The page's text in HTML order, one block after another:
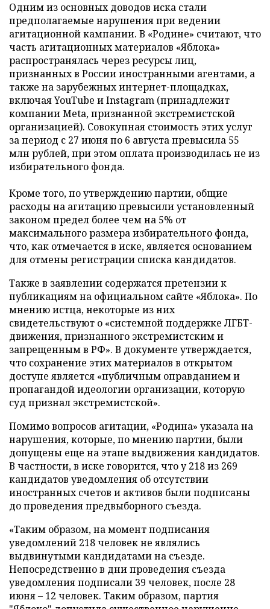
Одним из основных доводов иска стали
предполагаемые нарушения при ведении
агитационной кампании. В «Родине» считают, что
часть агитационных материалов «Яблока»
распространялась через ресурсы лиц,
признанных в России иностранными агентами, а
также на зарубежных интернет-площадках,
включая YouTube и Instagram (принадлежит
компании Meta, признанной экстремистской
организацией). Совокупная стоимость этих услуг
за период с 27 июня по 6 августа превысила 55
млн рублей, при этом оплата производилась не из
избирательного фонда.
Кроме того, по утверждению партии, общие
расходы на агитацию превысили установленный
законом предел более чем на 5% от
максимального размера избирательного фонда,
что, как отмечается в иске, является основанием
для отмены регистрации списка кандидатов.
Также в заявлении содержатся претензии к
публикациям на официальном сайте «Яблока». По
мнению истца, некоторые из них
свидетельствуют о «системной поддержке ЛГБТ-
движения, признанного экстремистским и
запрещенным в РФ». В документе утверждается,
что сохранение этих материалов в открытом
доступе является «публичным оправданием и
пропагандой идеологии организации, которую
суд признал экстремистской».
Помимо вопросов агитации, «Родина» указала на
нарушения, которые, по мнению партии, были
допущены еще на этапе выдвижения кандидатов.
В частности, в иске говорится, что у 218 из 269
кандидатов уведомления об отсутствии
иностранных счетов и активов были подписаны
до проведения предвыборного съезда.
«Таким образом, на момент подписания
уведомлений 218 человек не являлись
выдвинутыми кандидатами на съезде.
Непосредственно в дни проведения съезда
уведомления подписали 39 человек, после 28
июня – 12 человек. Таким образом, партия